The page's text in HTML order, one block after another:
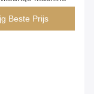
Beste Prijs